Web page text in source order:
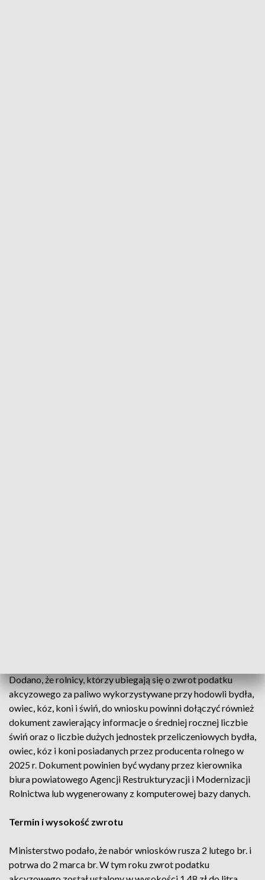
Dodano, że rolnicy, którzy ubiegają się o zwrot podatku
akcyzowego za paliwo wykorzystywane przy hodowli bydła,
owiec, kóz, koni i świń, do wniosku powinni dołączyć również
dokument zawierający informacje o średniej rocznej liczbie
świń oraz o liczbie dużych jednostek przeliczeniowych bydła,
owiec, kóz i koni posiadanych przez producenta rolnego w
2025 r. Dokument powinien być wydany przez kierownika
biura powiatowego Agencji Restrukturyzacji i Modernizacji
Rolnictwa lub wygenerowany z komputerowej bazy danych.
Termin i wysokość zwrotu
Ministerstwo podało, że nabór wniosków rusza 2 lutego br. i
potrwa do 2 marca br. W tym roku zwrot podatku